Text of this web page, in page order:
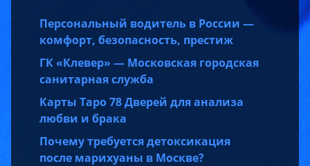
Персональный водитель в России —
комфорт, безопасность, престиж
ГК «Клевер» — Московская городская
санитарная служба
Карты Таро 78 Дверей для анализа
любви и брака
Почему требуется детоксикация
после марихуаны в Москве?